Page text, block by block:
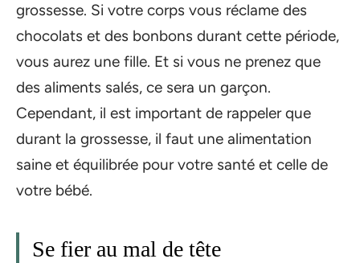
grossesse. Si votre corps vous réclame des
chocolats et des bonbons durant cette période,
vous aurez une fille. Et si vous ne prenez que
des aliments salés, ce sera un garçon.
Cependant, il est important de rappeler que
durant la grossesse, il faut une alimentation
saine et équilibrée pour votre santé et celle de
votre bébé.
Se fier au mal de tête